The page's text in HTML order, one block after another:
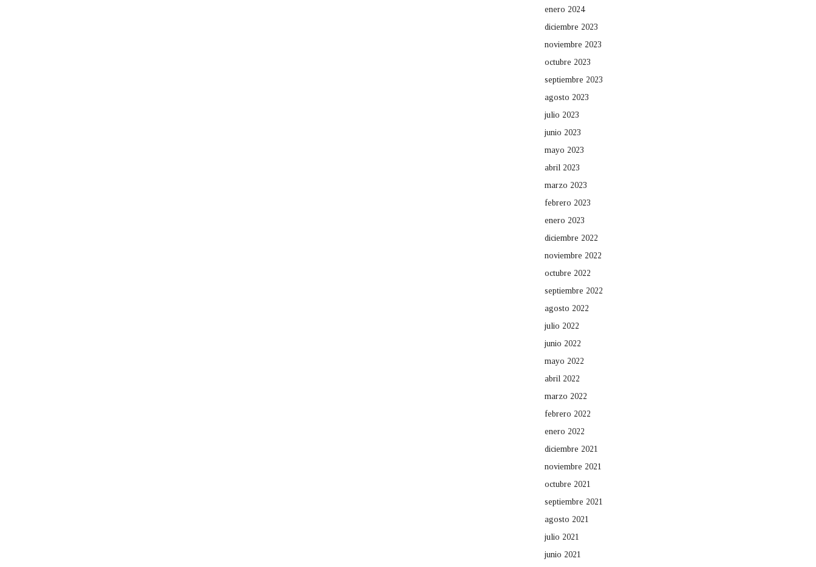
enero 2024
diciembre 2023
noviembre 2023
octubre 2023
septiembre 2023
agosto 2023
julio 2023
junio 2023
mayo 2023
abril 2023
marzo 2023
febrero 2023
enero 2023
diciembre 2022
noviembre 2022
octubre 2022
septiembre 2022
agosto 2022
julio 2022
junio 2022
mayo 2022
abril 2022
marzo 2022
febrero 2022
enero 2022
diciembre 2021
noviembre 2021
octubre 2021
septiembre 2021
agosto 2021
julio 2021
junio 2021